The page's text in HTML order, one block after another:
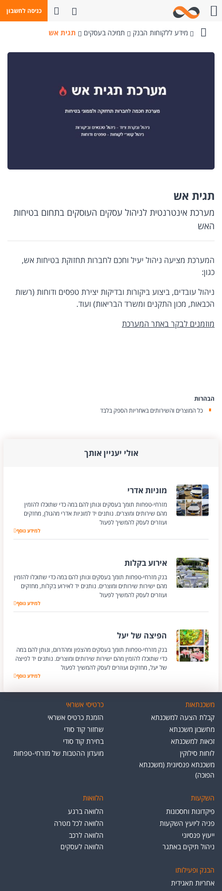
כניסה לחשבון
פתח חיפושחייגו אלינו
מזרחי-טפחות
מידע ללקוחות הבנק תמיכה בעסקים תגית אש
תגית אש
מערכת אינטרנטית לניהול עסקים העוסקים בתחום בטיחות
האש
המערכת מציעה ניהול יעיל וחכם לחברות תחזוקת בטיחות אש,
כגון:
ניהול עובדים, ביצוע ביקורות ובדיקות יצירת טפסים ודוחות (רשות
הכבאות, מכון התקנים ומשרד הבריאות) ועוד.
מוזמנים לבקר באתר המערכת
הבהרות
כל המוצרים והשירותים באחריות הספק בלבד
אולי יעניין אותך
מוניות אדרי
מזרחי-טפחות תומך בעסקים ונותן להם במה כדי שתוכלו להזמין
מהם שירותים ומוצרים. נותנים יד למוניות אדרי מהגולן, מחזקים
ועוזרים לעסק להמשיך לפעול
מוניות אדרי
למידע נוסף
אירוע בקלות
בנק מזרחי-טפחות תומך בעסקים ונותן להם במה כדי שתוכלו להזמין
מהם ישירות שירותים ומוצרים. נותנים יד לאירוע בקלות, מחזקים
ועוזרים לעסק להמשיך לפעול
אירוע בקלות
למידע נוסף
הפיצה של יעל
בנק מזרחי-טפחות תומך בעסקים מהצפון ומהדרום, ונותן להם במה
כדי שתוכלו להזמין מהם ישירות שירותים ומוצרים. נותנים יד לפיצה
של יעל, מחזקים ועוזרים לעסק להמשיך לפעול
הפיצה של יעל
למידע נוסף
משכנתאות
קבלת הצעה למשכנתא
מחשבון משכנתא
זכאות למשכנתא
לוחות סילוקין
משכנתא פנסיונית (משכנתא
הפוכה)
כרטיסי אשראי
הזמנת כרטיס אשראי
שחזור קוד סודי
בחירת קוד סודי
מועדון ההטבות של מזרחי-טפחות
השקעות
פיקדונות וחסכונות
פניה ליועץ השקעות
ייעוץ פנסיוני
ניהול תיקים באתגר
הלוואות
הלוואה ברגע
הלוואה לכל מטרה
הלוואה לרכב
הלוואה לעסקים
הבנק ופעילותו
אחריות תאגידית